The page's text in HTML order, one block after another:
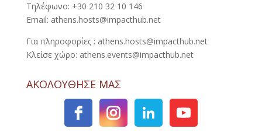
Τηλέφωνο: +30 210 32 10 146
Email: athens.hosts@impacthub.net
Για πληροφορίες : athens.hosts@impacthub.net
Κλείσε χώρο: athens.events@impacthub.net
ΑΚΟΛΟΥΘΗΣΕ ΜΑΣ